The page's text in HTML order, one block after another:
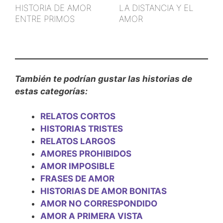
HISTORIA DE AMOR
ENTRE PRIMOS
LA DISTANCIA Y EL
AMOR
También te podrían gustar las historias de
estas categorías:
RELATOS CORTOS
HISTORIAS TRISTES
RELATOS LARGOS
AMORES PROHIBIDOS
AMOR IMPOSIBLE
FRASES DE AMOR
HISTORIAS DE AMOR BONITAS
AMOR NO CORRESPONDIDO
AMOR A PRIMERA VISTA